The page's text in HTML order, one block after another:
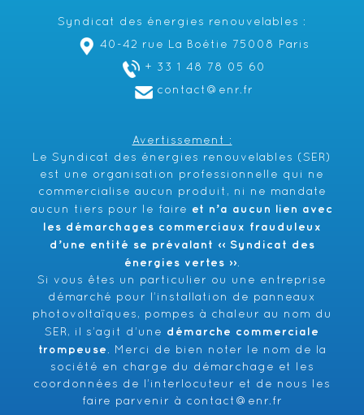
Syndicat des énergies renouvelables :
40-42 rue La Boétie 75008 Paris
+ 33 1 48 78 05 60
contact@enr.fr
Avertissement :
Le Syndicat des énergies renouvelables (SER)
est une organisation professionnelle qui ne
commercialise aucun produit, ni ne mandate
aucun tiers pour le faire et n’a aucun lien avec
les démarchages commerciaux frauduleux
d’une entité se prévalant ‹‹ Syndicat des
énergies vertes ››.
Si vous êtes un particulier ou une entreprise
démarché pour l’installation de panneaux
photovoltaïques, pompes à chaleur au nom du
SER, il s’agit d’une démarche commerciale
trompeuse . Merci de bien noter le nom de la
société en charge du démarchage et les
coordonnées de l’interlocuteur et de nous les
faire parvenir à
contact@enr.fr